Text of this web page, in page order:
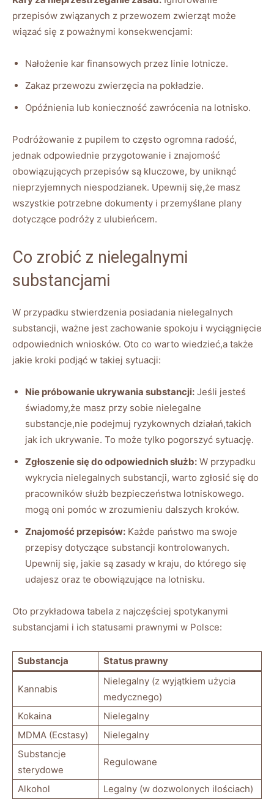
przepisów związanych z przewozem zwierząt może
wiązać się z poważnymi konsekwencjami:
Nałożenie kar finansowych przez linie lotnicze.
Zakaz przewozu zwierzęcia na pokładzie.
Opóźnienia lub konieczność zawrócenia na lotnisko.
Podróżowanie z pupilem to często ogromna radość,
jednak odpowiednie przygotowanie i znajomość
obowiązujących przepisów są kluczowe, by uniknąć
nieprzyjemnych niespodzianek. Upewnij się,że masz
wszystkie potrzebne dokumenty i przemyślane plany
dotyczące podróży z ulubieńcem.
Co zrobić z nielegalnymi
substancjami
W przypadku stwierdzenia posiadania nielegalnych
substancji, ważne jest zachowanie spokoju i wyciągnięcie
odpowiednich wniosków. Oto co warto wiedzieć,a także
jakie kroki podjąć w takiej sytuacji:
Nie próbowanie ukrywania substancji: Jeśli jesteś
świadomy,że masz przy sobie nielegalne
substancje,nie podejmuj ryzykownych działań,takich
jak ich ukrywanie. To może tylko pogorszyć sytuację.
Zgłoszenie się do odpowiednich służb: W przypadku
wykrycia nielegalnych substancji, warto zgłosić się do
pracowników służb bezpieczeństwa lotniskowego.
mogą oni pomóc w zrozumieniu dalszych kroków.
Znajomość przepisów: Każde państwo ma swoje
przepisy dotyczące substancji kontrolowanych.
Upewnij się, jakie są zasady w kraju, do którego się
udajesz oraz te obowiązujące na lotnisku.
Oto przykładowa tabela z najczęściej spotykanymi
substancjami i ich statusami prawnymi w Polsce:
Substancja Status prawny
Kannabis
Nielegalny (z wyjątkiem użycia
medycznego)
Kokaina
Nielegalny
MDMA (Ecstasy)
Nielegalny
Substancje
sterydowe
Regulowane
Alkohol Legalny (w dozwolonych ilościach)